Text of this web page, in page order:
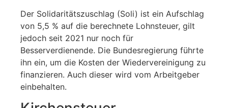
Der Solidaritätszuschlag (Soli) ist ein Aufschlag
von 5,5 % auf die berechnete Lohnsteuer, gilt
jedoch seit 2021 nur noch für
Besserverdienende. Die Bundesregierung führte
ihn ein, um die Kosten der Wiedervereinigung zu
finanzieren. Auch dieser wird vom Arbeitgeber
einbehalten.